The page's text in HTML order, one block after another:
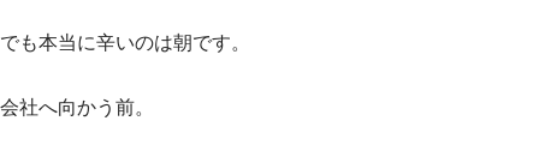
でも本当に辛いのは朝です。
会社へ向かう前。